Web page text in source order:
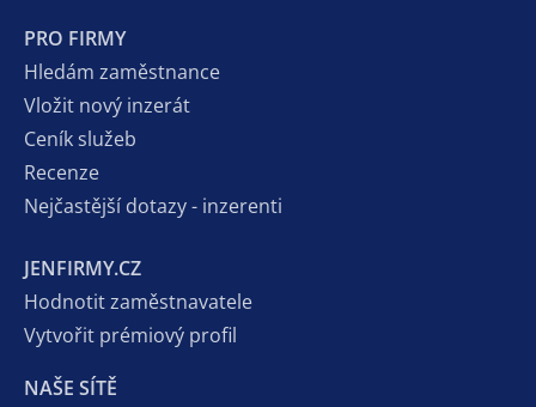
PRO FIRMY
Hledám zaměstnance
Vložit nový inzerát
Ceník služeb
Recenze
Nejčastější dotazy - inzerenti
JENFIRMY.CZ
Hodnotit zaměstnavatele
Vytvořit prémiový profil
NAŠE SÍTĚ